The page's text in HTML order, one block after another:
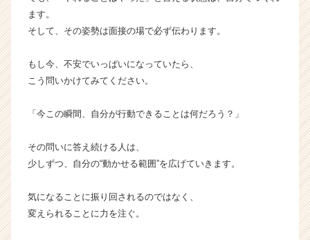
ます。
そして、その姿勢は面接の場で必ず伝わります。
もし今、不安でいっぱいになっていたら、
こう問いかけてみてください。
「今この瞬間、自分が行動できることは何だろう？」
その問いに答え続ける人は、
少しずつ、自分の“動かせる範囲”を広げていきます。
気になることに振り回されるのではなく、
変えられることに力を注ぐ。